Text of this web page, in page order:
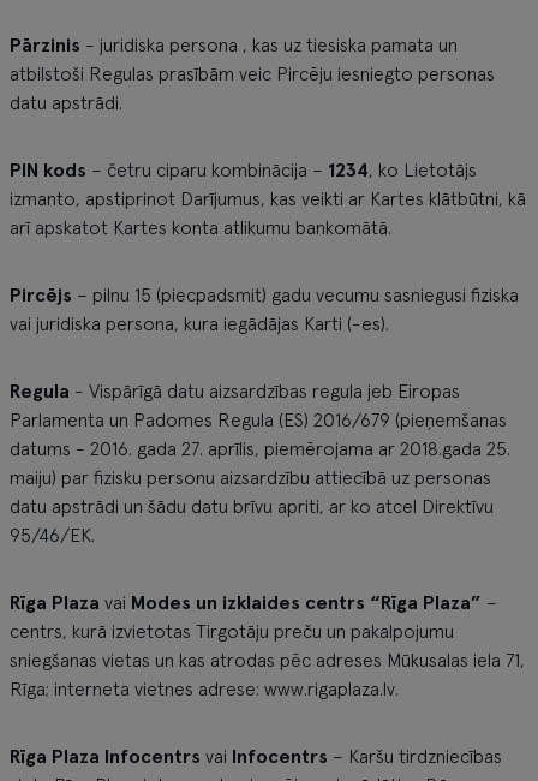
Pārzinis - juridiska persona , kas uz tiesiska pamata un
atbilstoši Regulas prasībām veic Pircēju iesniegto personas
datu apstrādi.
PIN kods – četru ciparu kombinācija – 1234, ko Lietotājs
izmanto, apstiprinot Darījumus, kas veikti ar Kartes klātbūtni, kā
arī apskatot Kartes konta atlikumu bankomātā.
Pircējs – pilnu 15 (piecpadsmit) gadu vecumu sasniegusi fiziska
vai juridiska persona, kura iegādājas Karti (-es).
Regula - Vispārīgā datu aizsardzības regula jeb Eiropas
Parlamenta un Padomes Regula (ES) 2016/679 (pieņemšanas
datums - 2016. gada 27. aprīlis, piemērojama ar 2018.gada 25.
maiju) par fizisku personu aizsardzību attiecībā uz personas
datu apstrādi un šādu datu brīvu apriti, ar ko atcel Direktīvu
95/46/EK.
Rīga Plaza vai Modes un izklaides centrs “Rīga Plaza” –
centrs, kurā izvietotas Tirgotāju preču un pakalpojumu
sniegšanas vietas un kas atrodas pēc adreses Mūkusalas iela 71,
Rīga; interneta vietnes adrese: www.rigaplaza.lv.
Rīga Plaza Infocentrs vai Infocentrs – Karšu tirdzniecības